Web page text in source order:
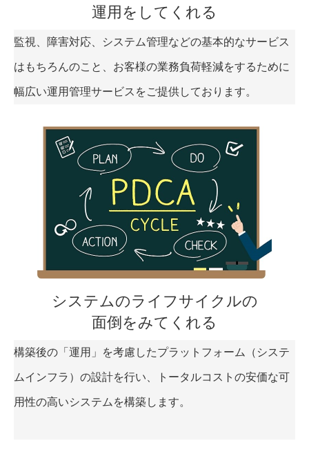
運用をしてくれる
監視、障害対応、システム管理などの基本的なサービス
はもちろんのこと、お客様の業務負荷軽減をするために
幅広い運用管理サービスをご提供しております。
システムのライフサイクルの
面倒をみてくれる
構築後の「運用」を考慮したプラットフォーム（システ
ムインフラ）の設計を行い、トータルコストの安価な可
用性の高いシステムを構築します。